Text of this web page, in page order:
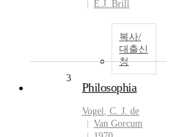
E.J. Brill
복사/
대출신
청
3
Philosophia
Vogel, C. J. de
Van Gorcum